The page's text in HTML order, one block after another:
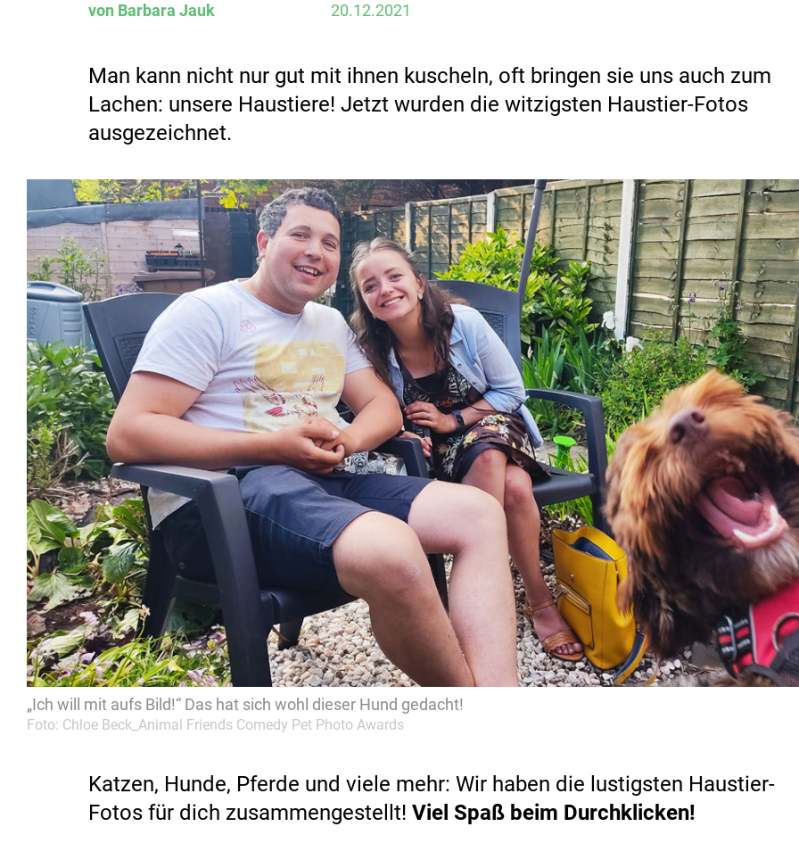
von Barbara Jauk 20.12.2021
Man kann nicht nur gut mit ihnen kuscheln, oft bringen sie uns auch zum
Lachen: unsere Haustiere! Jetzt wurden die witzigsten Haustier-Fotos
ausgezeichnet.
„Ich will mit aufs Bild!“ Das hat sich wohl dieser Hund gedacht!
Foto: Chloe Beck_Animal Friends Comedy Pet Photo Awards
Katzen, Hunde, Pferde und viele mehr: Wir haben die lustigsten Haustier-
Fotos für dich zusammengestellt! Viel Spaß beim Durchklicken!